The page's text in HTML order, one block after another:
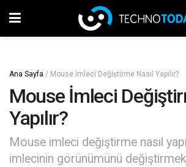
Ana Sayfa / Mouse İmleci Değiştirme Nasıl Yapılır?
Mouse İmleci
Yapılır?
Mouse imleci değiştirme nasıl
imlecinin görünümünü